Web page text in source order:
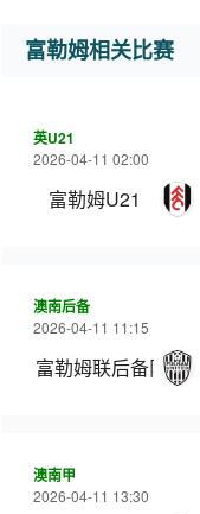
富勒姆相关比赛
英U21
2026-04-11 02:00
富勒姆U21
澳南后备
2026-04-11 11:15
富勒姆联后备队
澳南甲
2026-04-11 13:30